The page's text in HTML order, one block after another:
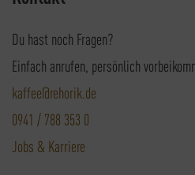
Du hast noch Fragen?
Einfach anrufen, persönlich
kaffee@rehorik.de
0941 / 788 353 0
Jobs & Karriere